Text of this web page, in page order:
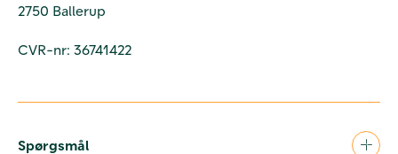
2750 Ballerup
CVR-nr: 36741422
Spørgsmål